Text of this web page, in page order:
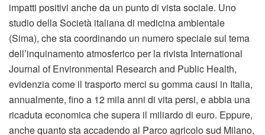
impatti positivi anche da un punto di vista sociale. Uno
studio della Società italiana di medicina ambientale
(Sima), che sta coordinando un numero speciale sul tema
dell’inquinamento atmosferico per la rivista International
Journal of Environmental Research and Public Health,
evidenzia come il trasporto merci su gomma causi in Italia,
annualmente, fino a 12 mila anni di vita persi, e abbia una
ricaduta economica che supera il miliardo di euro. Eppure,
anche quanto sta accadendo al Parco agricolo sud Milano,